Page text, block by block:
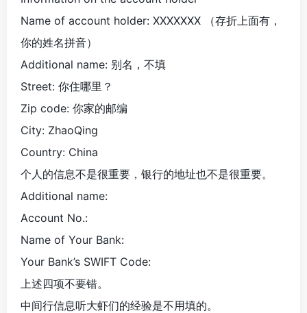
Name of account holder: XXXXXXX （存折上面有，
你的姓名拼音）
Additional name: 别名，不填
Street: 你住哪里？
Zip code: 你家的邮编
City: ZhaoQing
Country: China
个人的信息不是很重要，银行的地址也不是很重要。
Additional name:
Account No.:
Name of Your Bank:
Your Bank’s SWIFT Code:
上述四项不要错。
中间行信息听大虾们的经验是不用填的。